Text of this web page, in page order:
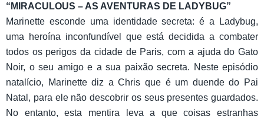
“MIRACULOUS – AS AVENTURAS DE LADYBUG”
Marinette esconde uma identidade secreta: é a Ladybug,
uma heroína inconfundível que está decidida a combater
todos os perigos da cidade de Paris, com a ajuda do Gato
Noir, o seu amigo e a sua paixão secreta. Neste episódio
natalício, Marinette diz a Chris que é um duende do Pai
Natal, para ele não descobrir os seus presentes guardados.
No entanto, esta mentira leva a que coisas estranhas